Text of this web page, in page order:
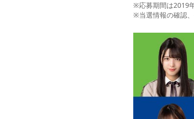
※応募期間は2019
※当選情報の確認